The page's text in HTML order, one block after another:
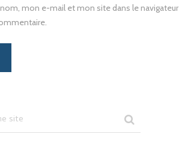
mon e-mail et mon site dans le navigateur